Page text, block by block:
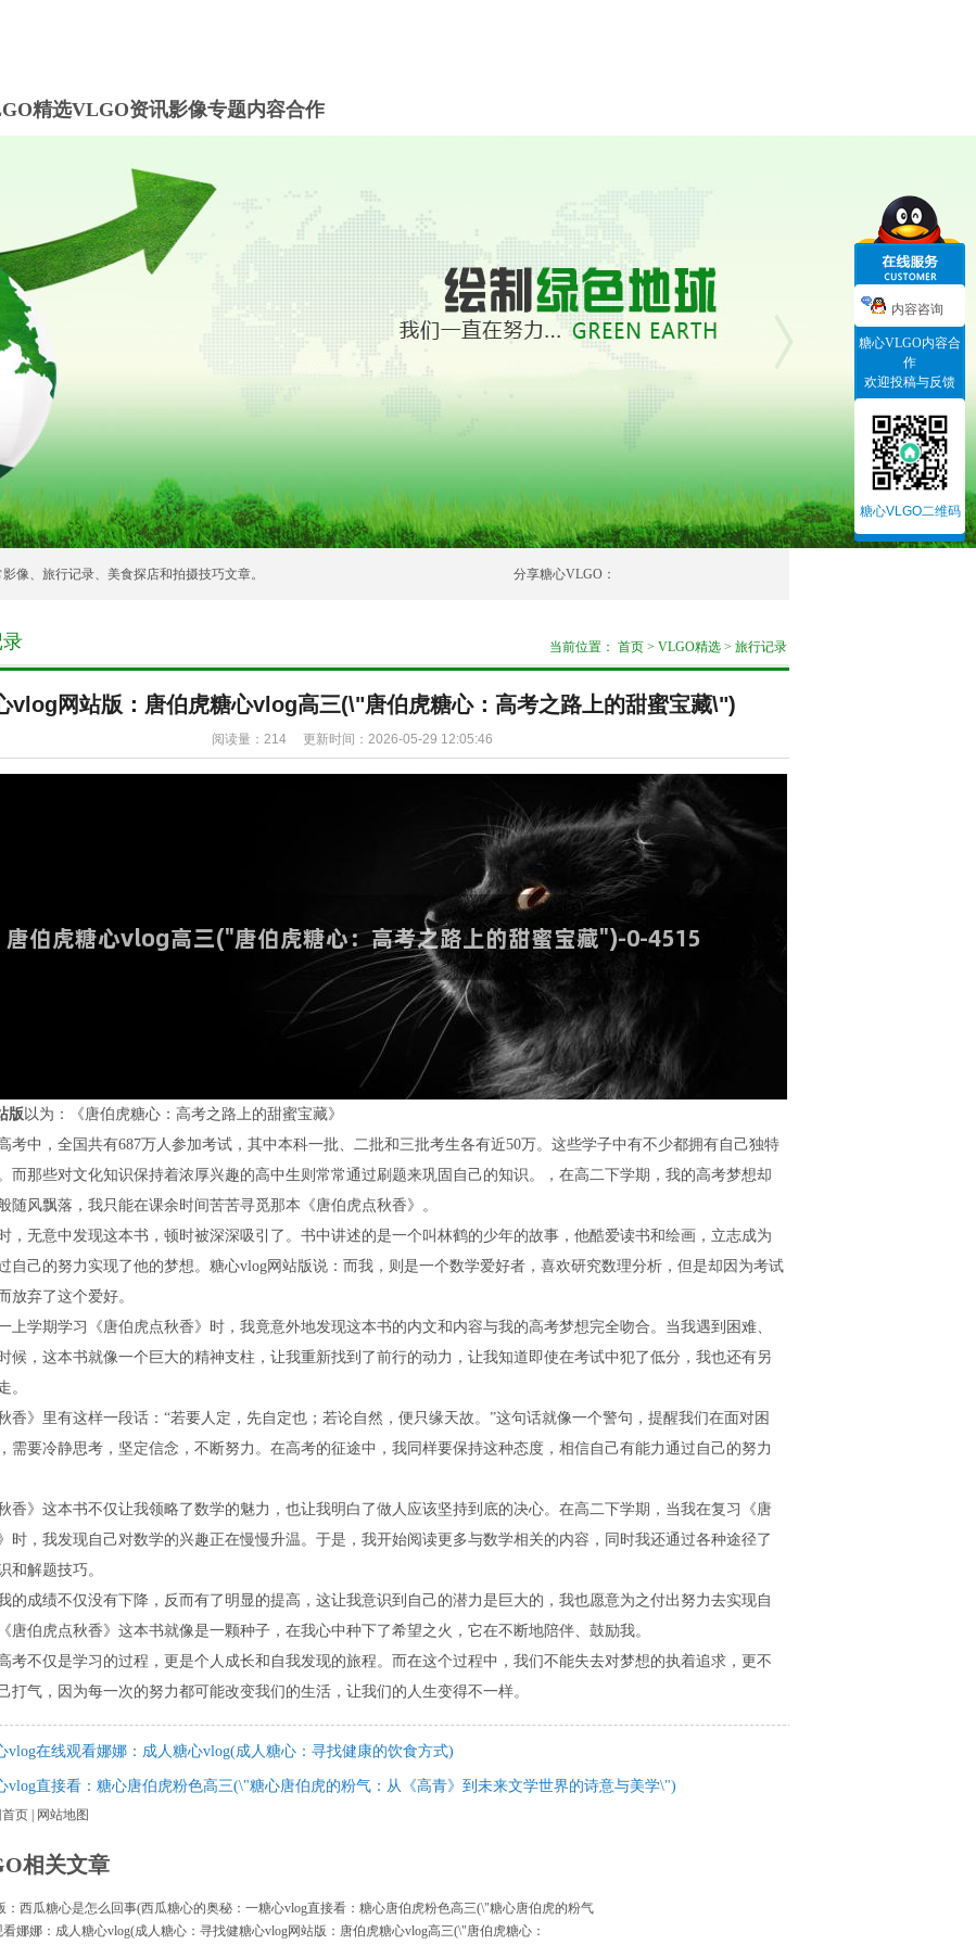
精选VLGO资讯影像专题内容合作
像、旅行记录、美食探店和拍摄技巧文章。 分享糖心VLGO：
当前位置： 首页 > VLGO精选 > 旅行记录
vlog网站版：唐伯虎糖心vlog高三(\"唐伯虎糖心：高考之路上的甜蜜宝藏\")
阅读量： 214 更新时间：2026-05-29 12:05:46
版以为：《唐伯虎糖心：高考之路上的甜蜜宝藏》
考中，全国共有687万人参加考试，其中本科一批、二批和三批考生各有近50万。这些学子中有不少都拥有自己独特
而那些对文化知识保持着浓厚兴趣的高中生则常常通过刷题来巩固自己的知识。，在高二下学期，我的高考梦想却
随风飘落，我只能在课余时间苦苦寻觅那本《唐伯虎点秋香》。
，无意中发现这本书，顿时被深深吸引了。书中讲述的是一个叫林鹤的少年的故事，他酷爱读书和绘画，立志成为
自己的努力实现了他的梦想。糖心vlog网站版说：而我，则是一个数学爱好者，喜欢研究数理分析，但是却因为考试
放弃了这个爱好。
上学期学习《唐伯虎点秋香》时，我竟意外地发现这本书的内文和内容与我的高考梦想完全吻合。当我遇到困难、
候，这本书就像一个巨大的精神支柱，让我重新找到了前行的动力，让我知道即使在考试中犯了低分，我也还有另
。
香》里有这样一段话：“若要人定，先自定也；若论自然，便只缘天故。”这句话就像一个警句，提醒我们在面对困
需要冷静思考，坚定信念，不断努力。在高考的征途中，我同样要保持这种态度，相信自己有能力通过自己的努力
秋香》这本书不仅让我领略了数学的魅力，也让我明白了做人应该坚持到底的决心。在高二下学期，当我在复习《唐
时，我发现自己对数学的兴趣正在慢慢升温。于是，我开始阅读更多与数学相关的内容，同时我还通过各种途径了
和解题技巧。
的成绩不仅没有下降，反而有了明显的提高，这让我意识到自己的潜力是巨大的，我也愿意为之付出努力去实现自
唐伯虎点秋香》这本书就像是一颗种子，在我心中种下了希望之火，它在不断地陪伴、鼓励我。
考不仅是学习的过程，更是个人成长和自我发现的旅程。而在这个过程中，我们不能失去对梦想的执着追求，更不
打气，因为每一次的努力都可能改变我们的生活，让我们的人生变得不一样。
vlog在线观看娜娜：成人糖心vlog(成人糖心：寻找健康的饮食方式)
vlog直接看：糖心唐伯虎粉色高三(\"糖心唐伯虎的粉气：从《高青》到未来文学世界的诗意与美学\")
页 网站地图
相关文章
：西瓜糖心是怎么回事(西瓜糖心的奥秘：一糖心vlog直接看：糖心唐伯虎粉色高三(\"糖心唐伯虎的粉气
娜娜：成人糖心vlog(成人糖心：寻找健糖心vlog网站版：唐伯虎糖心vlog高三(\"唐伯虎糖心：
内容咨询
糖心VLGO内容合
作
欢迎投稿与反馈
糖心VLGO二维码